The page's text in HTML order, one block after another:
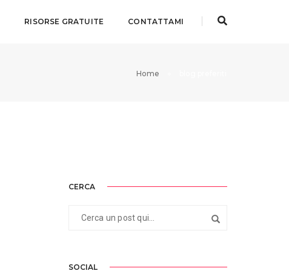
RISORSE GRATUITE CONTATTAMI
Home
CERCA
SOCIAL